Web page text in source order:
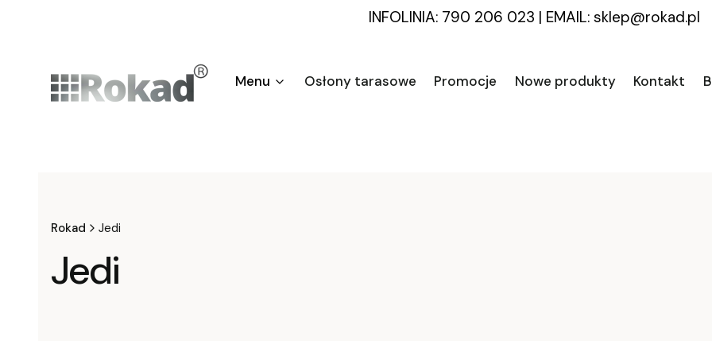
INFOLINIA: 790 206 023 | EMAIL: sklep@rokad.pl
Menu Osłony tarasowe Promocje Nowe produkty Kontakt
Rokad Jedi
Jedi